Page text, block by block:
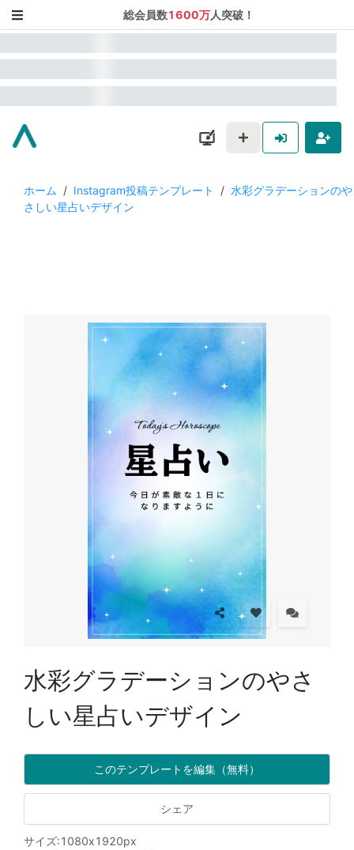
総会員数1600万人突破！
ホーム / Instagram投稿テンプレート / 水彩グラデーションのや
さしい星占いデザイン
水彩グラデーションのやさ
しい星占いデザイン
このテンプレートを編集（無料）
シェア
サイズ:1080x1920px